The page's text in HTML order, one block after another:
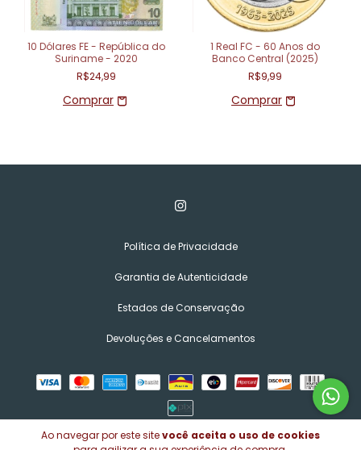
Ao navegar por este sitevocê aceita o uso de cookies
10 Dólares FE - República do
Suriname - 2020
R$24,99
1 Real FC - 60 Anos do
Banco Central (2025)
R$9,99
Política de Privacidade
Garantia de Autenticidade
Estados de Conservação
Devoluções e Cancelamentos